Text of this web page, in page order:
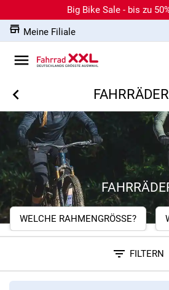
Big Bike Sale - bis zu
Meine Filiale
FAHRRÄDER
WELCHE RAHMENGRÖSSE?
FILTERN
Sortieren nach